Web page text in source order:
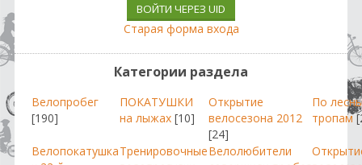
ВОЙТИ ЧЕРЕЗ UID
Старая форма входа
Категории раздела
Велопробег
[190]
ПОКАТУШКИ
на лыжах [10]
Открытие
велосезона 2012
[24]
По
тропам
ВелопокатушкаТренировочныеВелолюбители